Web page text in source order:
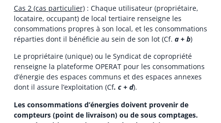
Cas 2 (cas particulier): Chaque utilisateur (propriétaire,
locataire, occupant) de local tertiaire renseigne les
consommations propres à son local, et les consommations
réparties dont il bénéficie au sein de son lot (Cf. a + b)
Le propriétaire (unique) ou le Syndicat de copropriété
renseigne la plateforme OPERAT pour les consommations
d’énergie des espaces communs et des espaces annexes
dont il assure l’exploitation (Cf. c + d).
Les consommations d’énergies doivent provenir de
compteurs (point de livraison) ou de sous comptages.